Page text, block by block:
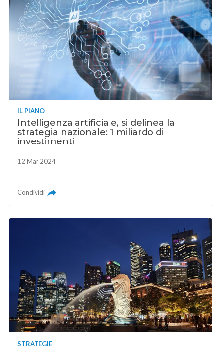
IL PIANO
Intelligenza artificiale, si delinea la
strategia nazionale: 1 miliardo di
investimenti
12 Mar 2024
Condividi
STRATEGIE